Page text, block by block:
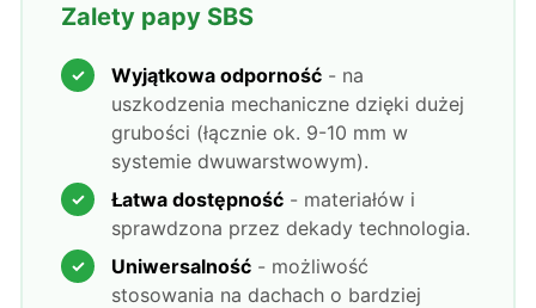
Zalety papy SBS
Wyjątkowa odporność - na
uszkodzenia mechaniczne dzięki dużej
grubości (łącznie ok. 9-10 mm w
systemie dwuwarstwowym).
Łatwa dostępność - materiałów i
sprawdzona przez dekady technologia.
Uniwersalność - możliwość
stosowania na dachach o bardziej